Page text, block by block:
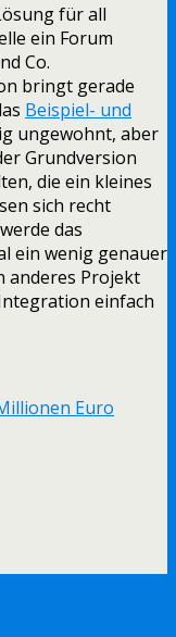
für all
ein Forum
Co.
bringt gerade
Beispiel- und
ungewohnt, aber
Grundversion
die ein kleines
sich recht
das
ein wenig genauer
anderes Projekt
einfach
Euro